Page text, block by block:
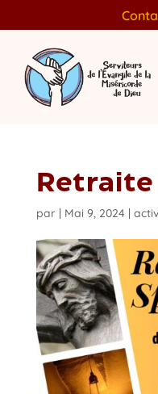
par Mai 9, 2024